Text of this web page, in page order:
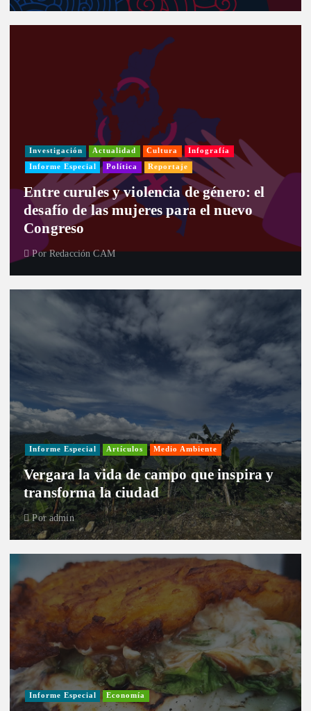
Investigación Actualidad Cultura Infografía
Informe Especial Política Reportaje
Entre curules y violencia de género: el
desafío de las mujeres para el nuevo
Congreso
PorRedacción CAM
Informe Especial Artículos Medio Ambiente
Vergara la vida de campo que inspira y
transforma la ciudad
Poradmin
Informe Especial Economía